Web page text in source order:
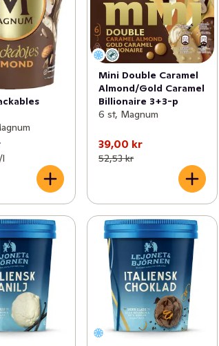
l
Mini Double Caramel
Almond/Gold Caramel
Billionaire 3+3-p
6 st, Magnum
39,00 kr
52,53 kr